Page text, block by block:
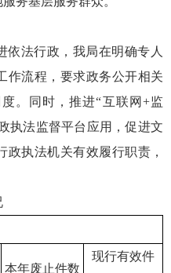
依法行政，我局在明确专人
作流程，要求政务公开相关
。同时，推进“互联网+监
执法监督平台应用，促进文
执法机关有效履行职责，
本年废止件数
现行有效件